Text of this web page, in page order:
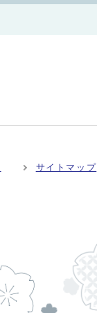
サイトマップ